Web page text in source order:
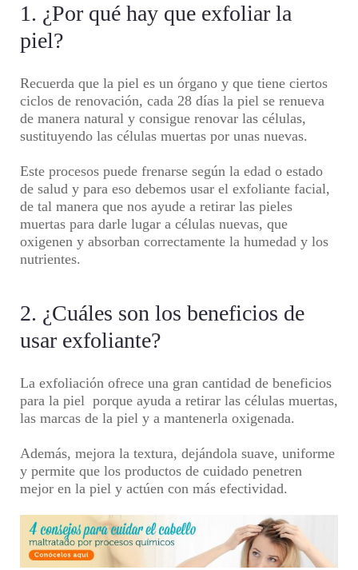
1. ¿Por qué hay que exfoliar la
piel?
Recuerda que la piel es un órgano y que tiene ciertos
ciclos de renovación, cada 28 días la piel se renueva
de manera natural y consigue renovar las células,
sustituyendo las células muertas por unas nuevas.
Este procesos puede frenarse según la edad o estado
de salud y para eso debemos usar el exfoliante facial,
de tal manera que nos ayude a retirar las pieles
muertas para darle lugar a células nuevas, que
oxigenen y absorban correctamente la humedad y los
nutrientes.
2. ¿Cuáles son los beneficios de
usar exfoliante?
La exfoliación ofrece una gran cantidad de beneficios
para la piel porque ayuda a retirar las células muertas,
las marcas de la piel y a mantenerla oxigenada.
Además, mejora la textura, dejándola suave, uniforme
y permite que los productos de cuidado penetren
mejor en la piel y actúen con más efectividad.